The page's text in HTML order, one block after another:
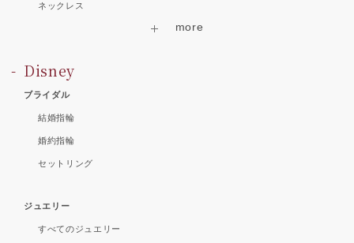
ネックレス
Disney
ブライダル
結婚指輪
婚約指輪
セットリング
ジュエリー
すべてのジュエリー